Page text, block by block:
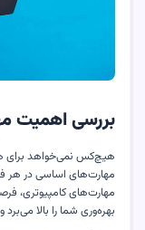
بررسی اهمیت
هیچ‌کس نمی‌خواهد برای
مهارت‌های اساسی در هر
مهارت‌های کامپیوتری،
بهره‌وری شما را بالا